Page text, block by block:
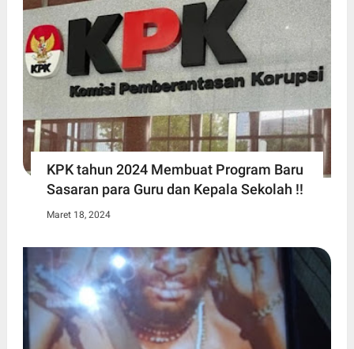
KPK tahun 2024 Membuat Program Baru
Sasaran para Guru dan Kepala Sekolah !!
Maret 18, 2024